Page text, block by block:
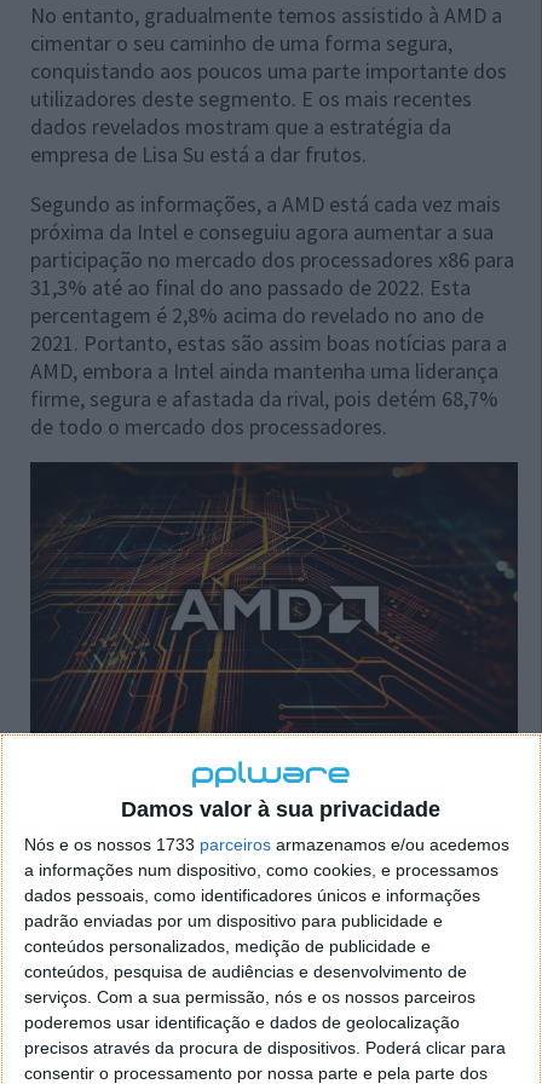
Damos valor à sua privacidade
Nós e os nossos 1733 parceiros armazenamos e/ou acedemos
a informações num dispositivo, como cookies, e processamos
dados pessoais, como identificadores únicos e informações
padrão enviadas por um dispositivo para publicidade e
conteúdos personalizados, medição de publicidade e
conteúdos, pesquisa de audiências e desenvolvimento de
serviços. Com a sua permissão, nós e os nossos parceiros
poderemos usar identificação e dados de geolocalização
precisos através da procura de dispositivos. Poderá clicar para
consentir o processamento por nossa parte e pela parte dos
No entanto, gradualmente temos assistido à AMD a
cimentar o seu caminho de uma forma segura,
conquistando aos poucos uma parte importante dos
utilizadores deste segmento. E os mais recentes
dados revelados mostram que a estratégia da
empresa de Lisa Su está a dar frutos.
Segundo as informações, a AMD está cada vez mais
próxima da Intel e conseguiu agora aumentar a sua
participação no mercado dos processadores x86 para
31,3% até ao final do ano passado de 2022. Esta
percentagem é 2,8% acima do revelado no ano de
2021. Portanto, estas são assim boas notícias para a
AMD, embora a Intel ainda mantenha uma liderança
firme, segura e afastada da rival, pois detém 68,7%
de todo o mercado dos processadores.
Por outro lado, os dados revelados pela
mostram que, apesar deste crescimento
da AMD, as vendas totais sofreram uma queda, tal
como tem acontecido com várias outras empresas
tecnológicas. Os detalhes indicam que o quarto
trimestre registou uma queda de 34% face ao
mesmo período de 2021 e menos 19% em
comparação com o trimestre anterior de 2022. Mas a
rival Intel também perdeu dinheiro, registando uma
queda de 700 milhões de dólares no quartro
trimestre do ano passado.